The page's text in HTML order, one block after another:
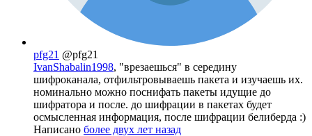
pfg21 @pfg21
IvanShabalin1998, "врезаешься" в середину
шифроканала, отфильтровываешь пакета и изучаешь их.
номинально можно поснифать пакеты идущие до
шифратора и после. до шифрации в пакетах будет
осмысленная информация, после шифрации белиберда :)
Написано более двух лет назад